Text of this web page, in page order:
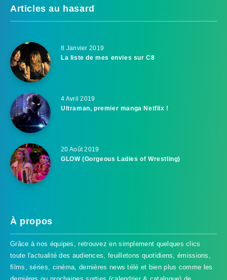
Articles au hasard
8 Janvier 2019
La liste de mes envies sur C8
4 Avril 2019
Ultraman, premier manga Netflix !
20 Août 2019
GLOW (Gorgeous Ladies of Wrestling)
À propos
Grâce à nos équipes, retrouvez en simplement quelques clics
toute l'actualité des audiences, feuilletons quotidiens, émissions,
films, séries, cinéma, dernières news télé et bien plus comme les